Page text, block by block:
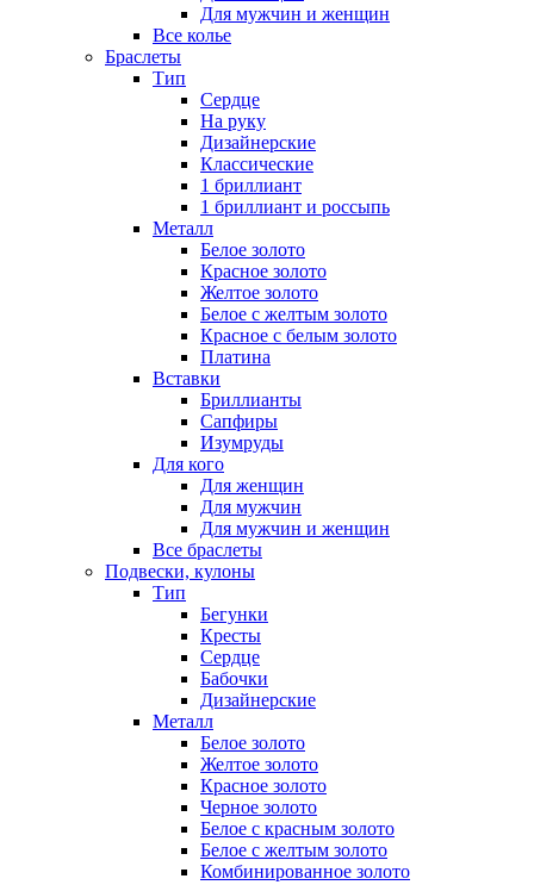
Для мужчин и женщин
Все колье
Браслеты
Тип
Сердце
На руку
Дизайнерские
Классические
1 бриллиант
1 бриллиант и россыпь
Металл
Белое золото
Красное золото
Желтое золото
Белое с желтым золото
Красное с белым золото
Платина
Вставки
Бриллианты
Сапфиры
Изумруды
Для кого
Для женщин
Для мужчин
Для мужчин и женщин
Все браслеты
Подвески, кулоны
Тип
Бегунки
Кресты
Сердце
Бабочки
Дизайнерские
Металл
Белое золото
Желтое золото
Красное золото
Черное золото
Белое с красным золото
Белое с желтым золото
Комбинированное золото